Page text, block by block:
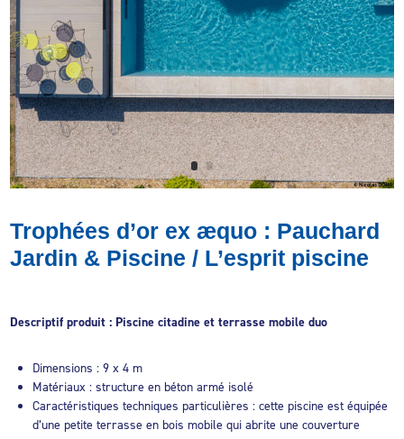
Trophées d’or ex æquo : Pauchard
Jardin & Piscine / L’esprit piscine
Descriptif produit : Piscine citadine et terrasse mobile duo
Dimensions : 9 x 4 m
Matériaux : structure en béton armé isolé
Caractéristiques techniques particulières : cette piscine est équipée
d’une petite terrasse en bois mobile qui abrite une couverture